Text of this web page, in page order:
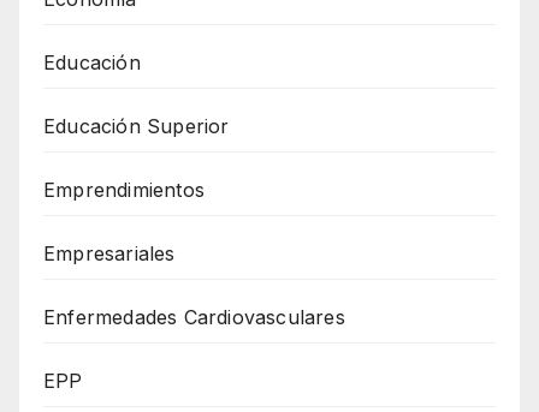
Educación
Educación Superior
Emprendimientos
Empresariales
Enfermedades Cardiovasculares
EPP